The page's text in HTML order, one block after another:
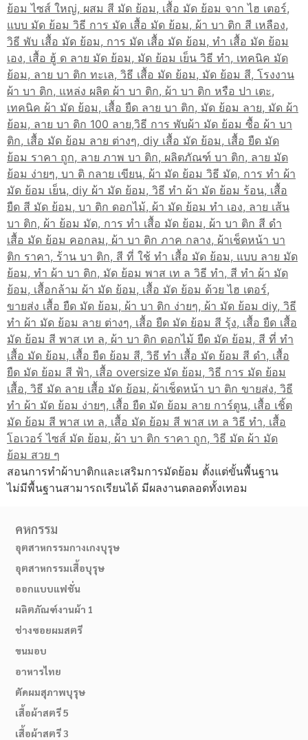
สอนการทำผ้าบาติกและเสริมการมัดย้อม ตั้งแต่ขั้นพื้นฐาน
ไม่มีพื้นฐานสามารถเรียนได้ มีผลงานตลอดทั้งเทอม
คหกรรม
อุตสาหกรรมกางเกงบุรุษ
อุตสาหกรรมเสื้อบุรุษ
ออกแบบแฟชั่น
ผลิตภัณฑ์งานผ้า 1
ช่างซอยผมสตรี
ขนมอบ
อาหารไทย
ตัดผมสุภาพบุรุษ
เสื้อผ้าสตรี 5
เสื้อผ้าสตรี 3